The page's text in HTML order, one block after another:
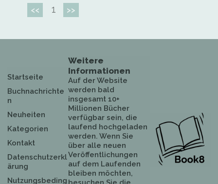
<< 1 >>
Startseite
Buchnachrichte
n
Neuheiten
Kategorien
Kontakt
Datenschutzerkl
ärung
Nutzungsbeding
Weitere
Informationen
Auf der Website
werden bald
insgesamt 10+
Millionen Bücher
verfügbar sein, die
laufend hochgeladen
werden. Wenn Sie
über alle neuen
Veröffentlichungen
auf dem Laufenden
bleiben möchten,